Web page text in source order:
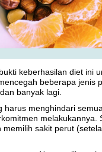
keberhasilan diet ini
beberapa jenis
banyak lagi.
menghindari
melakukannya.
sakit perut